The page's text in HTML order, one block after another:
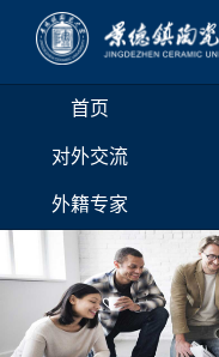
首页
对外交流
外籍专家